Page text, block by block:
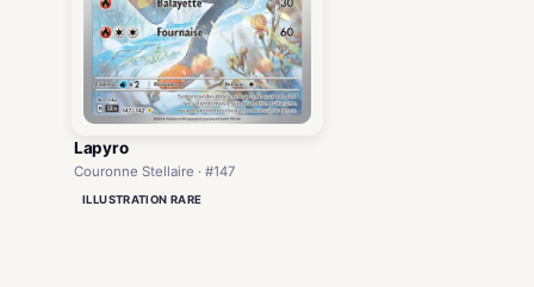
Lapyro
Couronne Stellaire · #147
ILLUSTRATION RARE